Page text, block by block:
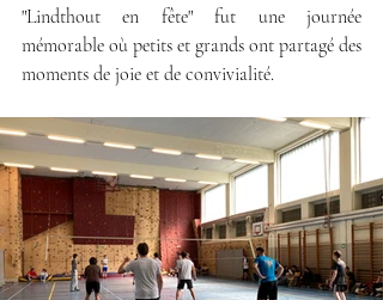
"Lindthout en fête" fut une journée
mémorable où petits et grands ont partagé des
moments de joie et de convivialité.